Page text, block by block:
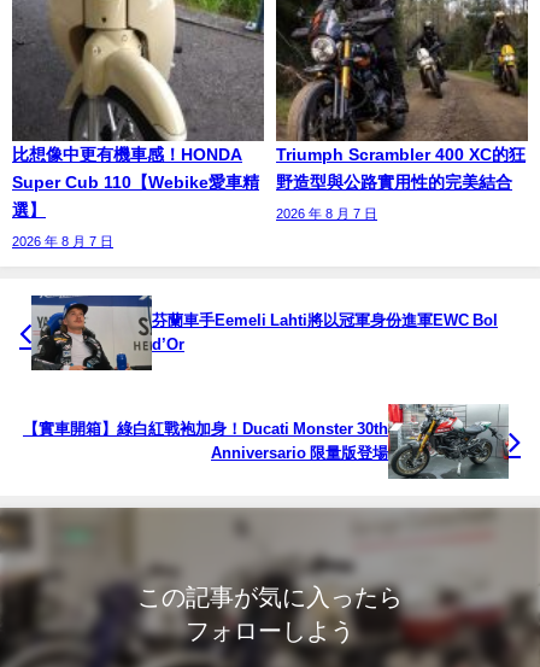
比想像中更有機車感！HONDA
Super Cub 110【Webike愛車精
選】
2026 年 8 月 7 日
Triumph Scrambler 400 XC的狂
野造型與公路實用性的完美結合
2026 年 8 月 7 日
芬蘭車手Eemeli Lahti將以冠軍身份進軍EWC Bol
d’Or
【實車開箱】綠白紅戰袍加身！Ducati Monster 30th
Anniversario 限量版登場
この記事が気に入ったら
フォローしよう